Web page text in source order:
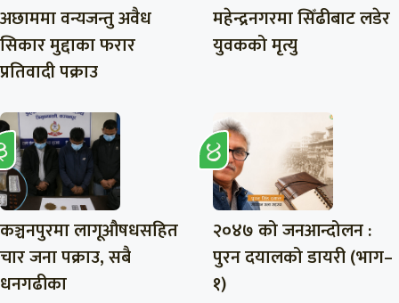
अछाममा वन्यजन्तु अवैध
सिकार मुद्दाका फरार
प्रतिवादी पक्राउ
महेन्द्रनगरमा सिँढीबाट लडेर
युवकको मृत्यु
कञ्चनपुरमा लागूऔषधसहित
चार जना पक्राउ, सबै
धनगढीका
२०४७ को जनआन्दोलन :
पुरन दयालको डायरी (भाग–
१)